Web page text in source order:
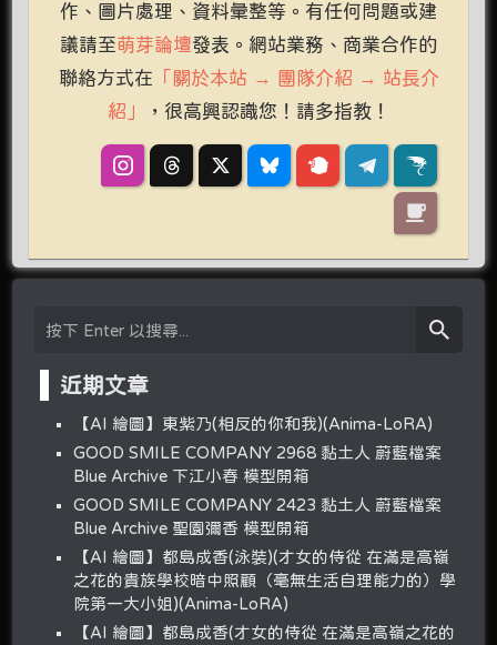
作、圖片處理、資料彙整等。有任何問題或建
議請至萌芽論壇發表。網站業務、商業合作的
聯絡方式在 「關於本站 → 團隊介紹 → 站長介
紹」
，很高興認識您！請多指教！
近期文章
【AI 繪圖】東紫乃(相反的你和我)(Anima-LoRA)
GOOD SMILE COMPANY 2968 黏土人 蔚藍檔案
Blue Archive 下江小春 模型開箱
GOOD SMILE COMPANY 2423 黏土人 蔚藍檔案
Blue Archive 聖園彌香 模型開箱
【AI 繪圖】都島成香(泳裝)(才女的侍從 在滿是高嶺
之花的貴族學校暗中照顧（毫無生活自理能力的）學
院第一大小姐)(Anima-LoRA)
【AI 繪圖】都島成香(才女的侍從 在滿是高嶺之花的